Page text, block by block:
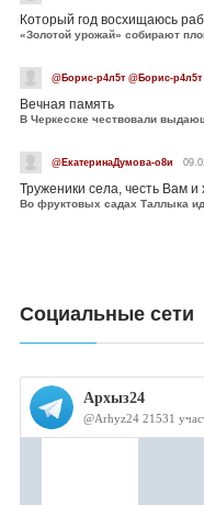
Который год восхищаюсь
«Золотой урожай» собирают
@Борис-р4л5т @Борис-р4л5т
Вечная память
@ЕкатеринаДумова-о8и
Труженики села, честь Вам
Во фруктовых садах Таллыка
Социальные сети